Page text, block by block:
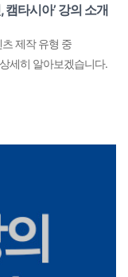
타시아’ 강의 소개
제작 유형 중
세히 알아보겠습니다.​